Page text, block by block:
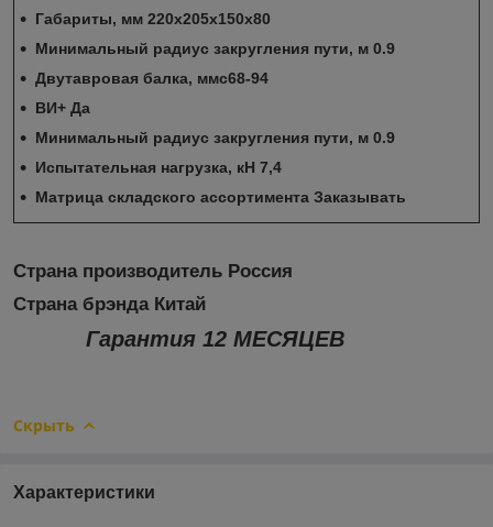
Габариты, мм 220х205х150х80
Минимальный радиус закругления пути, м 0.9
Двутавровая балка, ммс68-94
ВИ+ Да
Минимальный радиус закругления пути, м 0.9
Испытательная нагрузка, кН 7,4
Матрица складского ассортимента Заказывать
Страна производитель Россия
Страна брэнда Китай
Гарантия 12 МЕСЯЦЕВ
Скрыть
Характеристики